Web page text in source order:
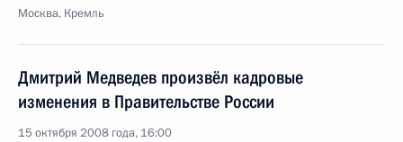
Москва, Кремль
Дмитрий Медведев произвёл кадровые
изменения в Правительстве России
15 октября 2008 года, 16:00